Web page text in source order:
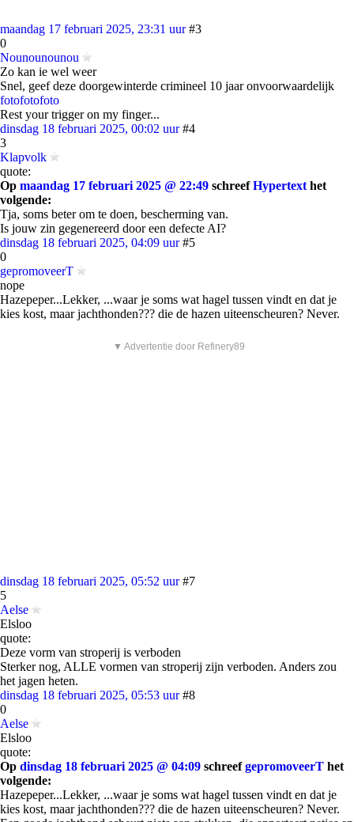
maandag 17 februari 2025, 23:31 uur #3
0
Nounounounou
Zo kan ie wel weer
Snel, geef deze doorgewinterde crimineel 10 jaar onvoorwaardelijk
fotofotofoto
Rest your trigger on my finger...
dinsdag 18 februari 2025, 00:02 uur #4
3
Klapvolk
quote:
Op maandag 17 februari 2025 @ 22:49 schreefHypertext het
volgende:
Tja, soms beter om te doen, bescherming van.
Is jouw zin gegenereerd door een defecte AI?
dinsdag 18 februari 2025, 04:09 uur #5
0
gepromoveerT
nope
Hazepeper...Lekker, ...waar je soms wat hagel tussen vindt en dat je
kies kost, maar jachthonden??? die de hazen uiteenscheuren? Never.
▼ Advertentie door Refinery89
dinsdag 18 februari 2025, 05:52 uur #7
5
Aelse
Elsloo
quote:
Deze vorm van stroperij is verboden
Sterker nog, ALLE vormen van stroperij zijn verboden. Anders zou
het jagen heten.
dinsdag 18 februari 2025, 05:53 uur #8
0
Aelse
Elsloo
quote:
Op dinsdag 18 februari 2025 @ 04:09 schreefgepromoveerT het
volgende:
Hazepeper...Lekker, ...waar je soms wat hagel tussen vindt en dat je
kies kost, maar jachthonden??? die de hazen uiteenscheuren? Never.